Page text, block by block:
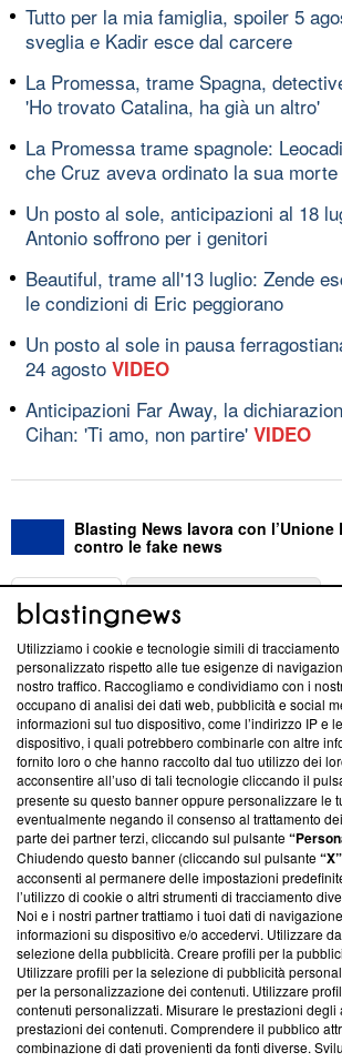
Tutto per la mia famiglia, spoiler 5
sveglia e Kadir esce dal carcere
La Promessa, trame Spagna,
'Ho trovato Catalina, ha già un altro'
La Promessa trame spagnole:
che Cruz aveva ordinato la sua morte
Un posto al sole, anticipazioni al 18
Antonio soffrono per i genitori
Beautiful, trame all'13 luglio: Zende
le condizioni di Eric peggiorano
Un posto al sole in pausa
24 agosto VIDEO
Anticipazioni Far Away, la
Cihan: 'Ti amo, non partire' VIDEO
Blasting News lavora con
contro le fake news
ABOUT
Questa sezione offre informazioni
News, sui nostri processi editoriali e su
creare news di qualità. Inoltre, afferma la
‘Trust Project - News with Integrity’Blasting
ancora membro del programma, ma ha
parte; Trust Project non ha ancora
conformità agli standard.
Su di noi
Team editoriale
Corporate
Redazione
Informativa Privacy
Cookie Policy
Utilizziamo i cookie e tecnologie simili di
personalizzato rispetto alle tue esigenze di
nostro traffico. Raccogliamo e condividiamo con i
occupano di analisi dei dati web, pubblicità e social
informazioni sul tuo dispositivo, come l’indirizzo IP e
dispositivo, i quali potrebbero combinarle con altre
fornito loro o che hanno raccolto dal tuo utilizzo dei
acconsentire all’uso di tali tecnologie cliccando il
presente su questo banner oppure personalizzare le
eventualmente negando il consenso al trattamento
parte dei partner terzi, cliccando sul pulsante
Chiudendo questo banner (cliccando sul pulsante“X”
acconsenti al permanere delle impostazioni
l’utilizzo di cookie o altri strumenti di tracciamento
Noi e i nostri partner trattiamo i tuoi dati di
informazioni su dispositivo e/o accedervi. Utilizzare
selezione della pubblicità. Creare profili per la
Utilizzare profili per la selezione di pubblicità
per la personalizzazione dei contenuti. Utilizzare
contenuti personalizzati. Misurare le prestazioni degli
prestazioni dei contenuti. Comprendere il pubblico
combinazione di dati provenienti da fonti diverse.